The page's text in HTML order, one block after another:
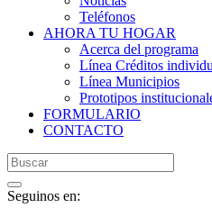
Teléfonos
AHORA TU HOGAR
Acerca del programa
Línea Créditos
Línea Municipios
Prototipos
FORMULARIO
CONTACTO
Seguinos en: